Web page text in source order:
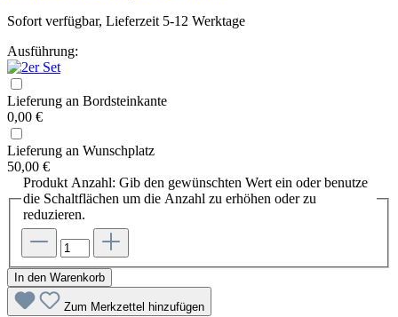
Sofort verfügbar, Lieferzeit 5-12 Werktage
Ausführung:
Lieferung an Bordsteinkante
0,00 €
Lieferung an Wunschplatz
50,00 €
Produkt Anzahl: Gib den gewünschten Wert ein oder benutze
die Schaltflächen um die Anzahl zu erhöhen oder zu
reduzieren.
In den Warenkorb
Zum Merkzettel hinzufügen